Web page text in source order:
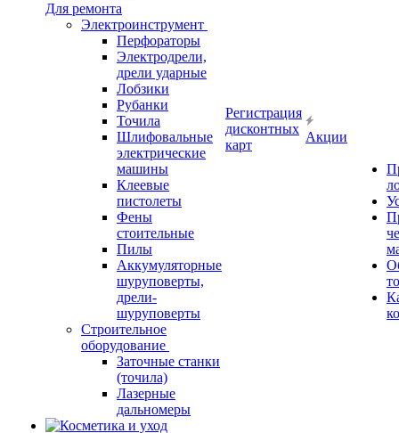
Для ремонта
Электроинструмент
Перфораторы
Электродрели,
дрели ударные
Лобзики
Рубанки
Точила
Шлифовальные
электрические
машины
Клеевые
пистолеты
Фены
стоительные
Пилы
Аккумуляторные
шуруповерты,
дрели-
шуруповерты
Строительное
оборудование
Заточные станки
(точила)
Лазерные
дальномеры
Регистрация
дисконтных
карт
Акции